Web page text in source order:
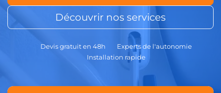
Découvrir nos services
Devis gratuit en 48h
Experts de l'autonomie
Installation rapide